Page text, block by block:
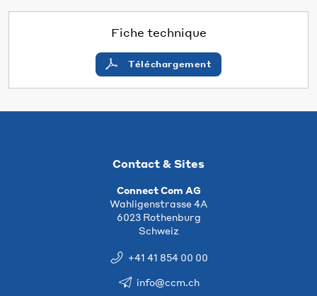
Fiche technique
Téléchargement
Contact & Sites
Connect Com AG
Wahligenstrasse 4A
6023 Rothenburg
Schweiz
+41 41 854 00 00
info@ccm.ch